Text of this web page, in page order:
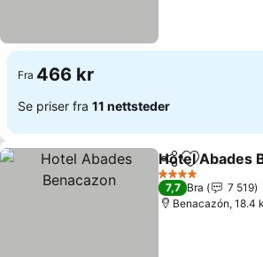
Fra 466 kr
Se priser fra 11 nettsteder
Del Legg til i
Hotel Abades
4 Stjerner
7,7 Bra
7 519
Benacazón, 18.4